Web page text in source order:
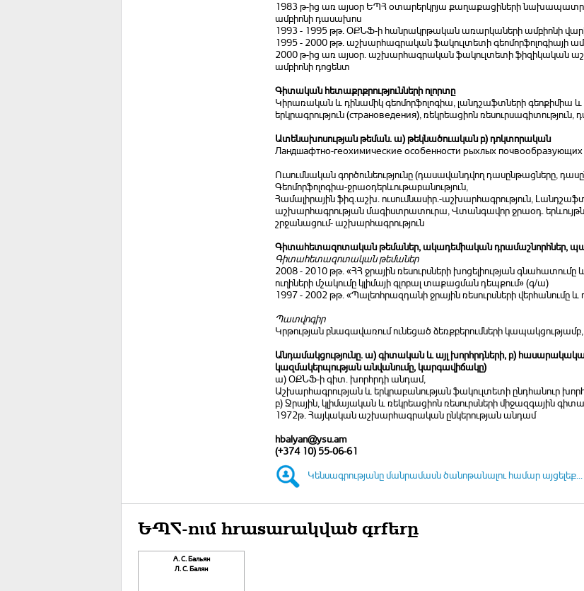
1983 թ-ից առ այսօր ԵՊՀ օտարերկրյա քաղաքացիների
ամբիոնի դասախոս
1993 - 1995 թթ. ՕՔՆՖ-ի հանրակրթական առարկաների ամբիոնի
1995 - 2000 թթ. աշխարհագրական ֆակուլտետի գեոմորֆոլոգիայի
2000 թ-ից առ այսօր. աշխարհագրական ֆակուլտետի ֆիզիկական
ամբիոնի դոցենտ
Գիտական հետաքրքրությունների ոլորտը
Կիրառական և դինամիկ գեոմորֆոլոգիա, լանդշաֆտների գեոքիմիա
երկրագրություն (страноведения), ռեկրեացիոն
Ատենախոսության թեման. ա) թեկնածուական բ) դոկտորական
Ландшафтно-геохимические особенности рыхлых почвообразующих
Ուսումնական գործունեությունը (դասավանդվող դասընթացները,
Գեոմորֆոլոգիա-ջրաօդերևութաբանություն,
Համալիրային ֆիզ.աշխ. ուսումնասիր.-աշխարհագրություն,
աշխարհագրության մագիստրատուրա, Վտանգավոր ջրաօդ.
շրջանացում- աշխարհագրություն
Գիտահետազոտական թեմաներ, ակադեմիական դրամաշնորհներ,
Գիտահետազոտական թեմաներ
2008 - 2010 թթ. «ՀՀ ջրային ռեսուրսների խոցելիության
ուղիների մշակումը կլիմայի գլոբալ տաքացման դեպքում» (գ/ա)
1997 - 2002 թթ. «Պալեոհրազդանի ջրային ռեսուրսների
Պատվոգիր
Կրթության բնագավառում ունեցած ձեռքբերումների
Անդամակցությունը. ա) գիտական և այլ խորհրդների, բ)
կազմակերպության անվանումը, կարգավիճակը)
ա) ՕՔՆՖ-ի գիտ. խորհրդի անդամ,
Աշխարհագրության և երկրաբանության ֆակուլտետի ընդհանուր
բ) Ջրային, կլիմայական և ռեկրեացիոն ռեսուրսների միջազգային
1972թ. Հայկական աշխարհագրական ընկերության անդամ
hbalyan@ysu.am
(+374 10) 55-06-61
Կենսագրությանը մանրամասն ծանոթանալու համար այցելեք...
ԵՊՀ-ում հրատարակված գրքերը
А. С. Бальян
Л. С. Балян